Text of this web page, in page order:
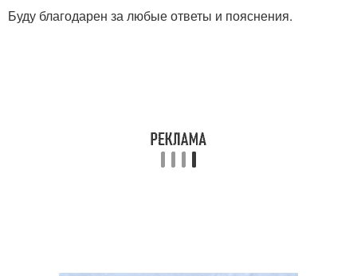
Буду благодарен за любые ответы и пояснения.